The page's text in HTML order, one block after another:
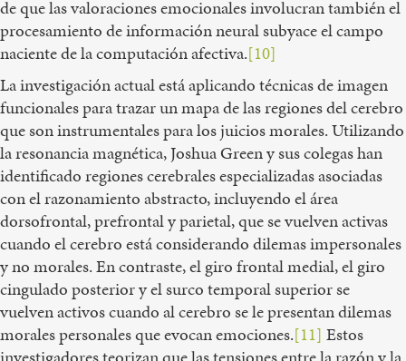
de que las valoraciones emocionales involucran también el
procesamiento de información neural subyace el campo
naciente de la computación afectiva.[10]
La investigación actual está aplicando técnicas de imagen
funcionales para trazar un mapa de las regiones del cerebro
que son instrumentales para los juicios morales. Utilizando
la resonancia magnética, Joshua Green y sus colegas han
identificado regiones cerebrales especializadas asociadas
con el razonamiento abstracto, incluyendo el área
dorsofrontal, prefrontal y parietal, que se vuelven activas
cuando el cerebro está considerando dilemas impersonales
y no morales. En contraste, el giro frontal medial, el giro
cingulado posterior y el surco temporal superior se
vuelven activos cuando al cerebro se le presentan dilemas
morales personales que evocan emociones.[11] Estos